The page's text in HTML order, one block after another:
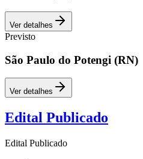
Ver detalhes
Previsto
São Paulo do Potengi (RN)
Ver detalhes
Edital Publicado
Edital Publicado